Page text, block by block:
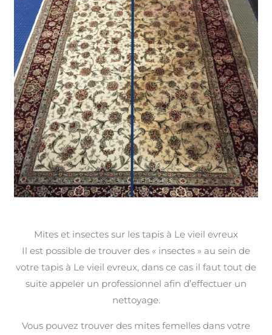
Mites et insectes sur les tapis à Le vieil evreux
Il est possible de trouver des « insectes » au sein de
votre tapis à Le vieil evreux, dans ce cas il faut tout de
suite appeler un professionnel afin d’effectuer un
nettoyage.
Vous pouvez trouver des mites femelles dans votre